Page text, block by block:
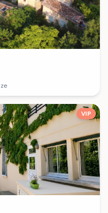
VIP